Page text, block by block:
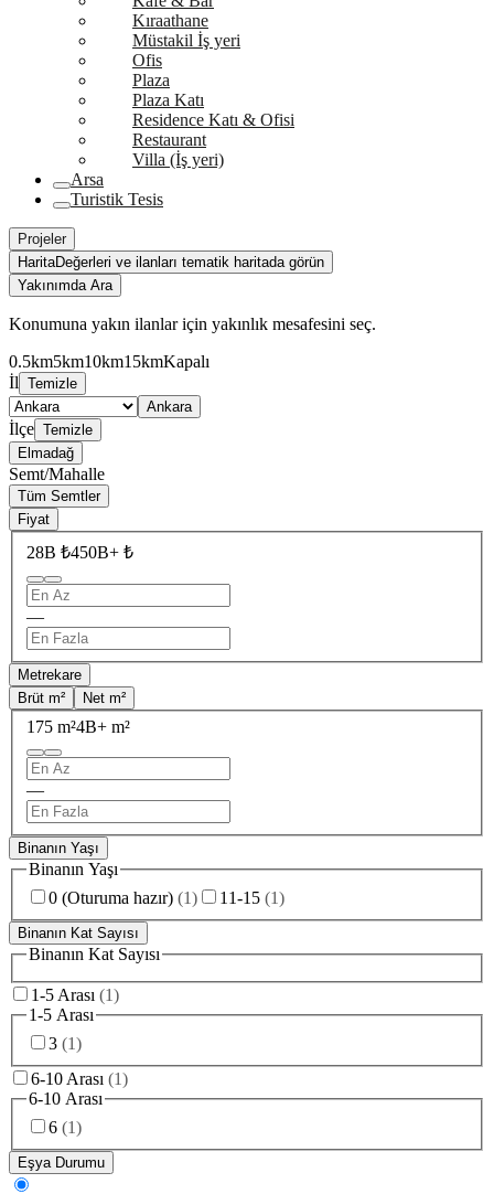
Kıraathane
Müstakil İş yeri
Ofis
Plaza
Plaza Katı
Residence Katı & Ofisi
Restaurant
Villa (İş yeri)
Arsa
Turistik Tesis
Projeler
HaritaDeğerleri ve ilanları tematik haritada görün
Yakınımda Ara
Konumuna yakın ilanlar için yakınlık mesafesini seç.
0.5km5km10km15kmKapalı
İl Temizle
Ankara
İlçe Temizle
Elmadağ
Semt/Mahalle
Tüm Semtler
Fiyat
28B ₺450B+ ₺
—
Metrekare
Brüt m²
Net m²
175 m²4B+ m²
—
Binanın Yaşı
Binanın Yaşı
0 (Oturuma hazır) (1) 11-15 (1)
Binanın Kat Sayısı
Binanın Kat Sayısı
1-5 Arası (1)
1-5 Arası
3 (1)
6-10 Arası (1)
6-10 Arası
6 (1)
Eşya Durumu